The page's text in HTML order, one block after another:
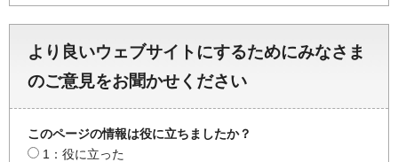
より良いウェブサイトにするためにみなさま
のご意見をお聞かせください
このページの情報は役に立ちましたか？
1：役に立った